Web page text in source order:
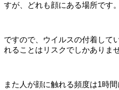
すが、どれも顔にある場所です。
ですので、ウイルスの付着して
れることはリスクでしかありませ
また人が顔に触れる頻度は1時